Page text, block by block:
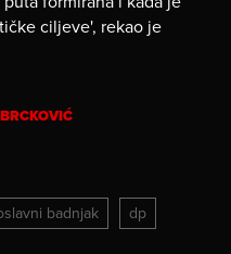
ciljeve', rekao je
badnjak dp